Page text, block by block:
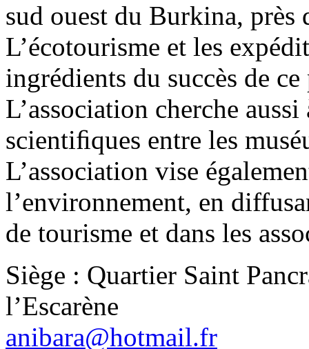
sud ouest du Burkina,
L’écotourisme et les
ingrédients du succès de
L’association cherche
scientiﬁques entre les
L’association vise
l’environnement, en
de tourisme et dans les
Siège : Quartier Saint
l’Escarène
anibara@hotmail.fr